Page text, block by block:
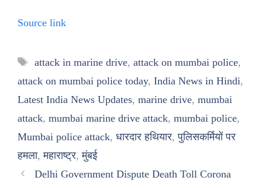
Source link
Tags
attack in marine drive, attack on mumbai police,
attack on mumbai police today, India News in Hindi,
Latest India News Updates, marine drive, mumbai
attack, mumbai marine drive attack, mumbai police,
Mumbai police attack, धारदार हथियार,पुलिसकर्मियों पर
हमला,महाराष्ट्र,मुंबई
Delhi Government Dispute Death Toll Corona